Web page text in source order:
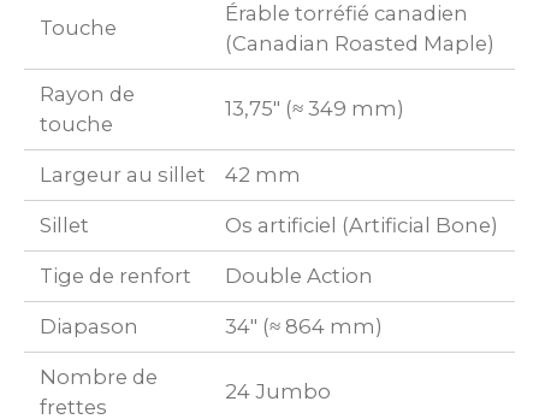
Touche
Érable torréfié canadien
(Canadian Roasted Maple)
Rayon de
touche
13,75" (≈ 349 mm)
Largeur au sillet 42 mm
Sillet Os artificiel (Artificial Bone)
Tige de renfort Double Action
Diapason 34" (≈ 864 mm)
Nombre de
frettes
24 Jumbo